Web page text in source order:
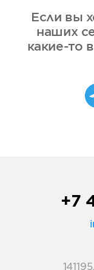
Если вы
наших
какие-то
+7